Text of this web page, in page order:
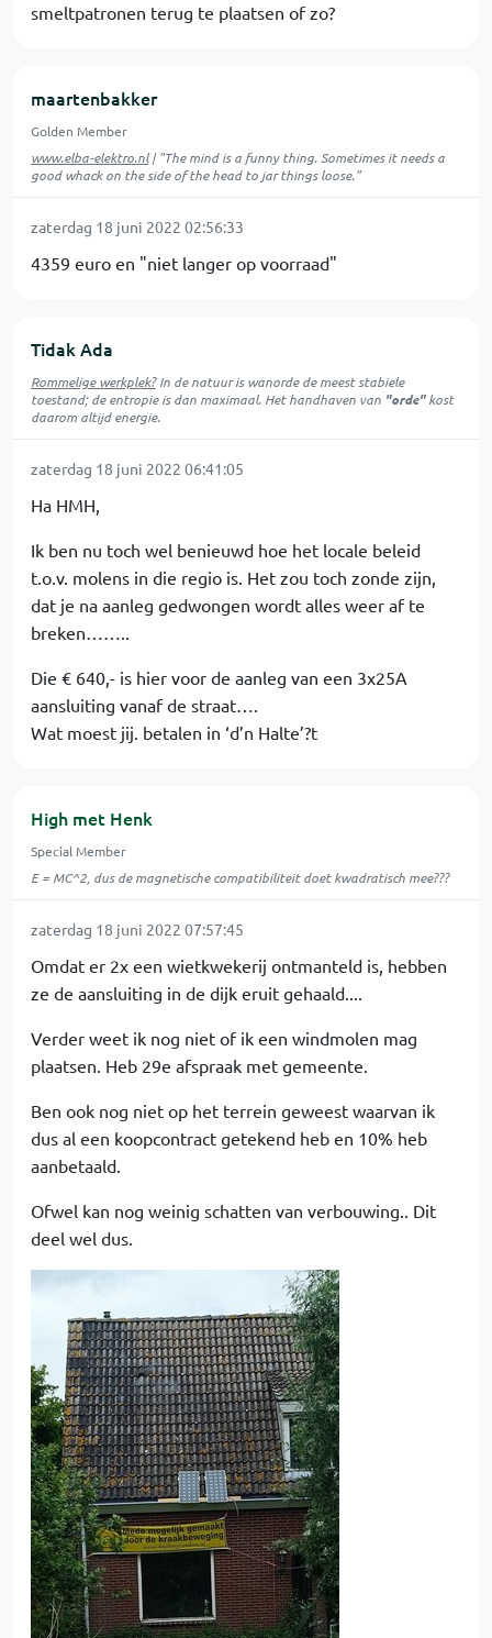
smeltpatronen terug te plaatsen of zo?
maartenbakker
Golden Member
www.elba-elektro.nl| "The mind is a funny thing. Sometimes it needs a
good whack on the side of the head to jar things loose."
zaterdag 18 juni 2022 02:56:33
4359 euro en "niet langer op voorraad"
Tidak Ada
Rommelige werkplek?In de natuur iswanordede meest stabiele
toestand; de entropie is dan maximaal. Het handhaven van "orde"kost
daarom altijd energie.
zaterdag 18 juni 2022 06:41:05
Ha HMH,
Ik ben nu toch wel benieuwd hoe het locale beleid
t.o.v. molens in die regio is. Het zou toch zonde zijn,
dat je na aanleg gedwongen wordt alles weer af te
breken……..
Die € 640,- is hier voor de aanleg van een 3x25A
aansluiting vanaf de straat….
Wat moest jij. betalen in ‘d’n Halte’?t
High met Henk
Special Member
E = MC^2, dus de magnetische compatibiliteit doet kwadratisch mee???
zaterdag 18 juni 2022 07:57:45
Omdat er 2x een wietkwekerij ontmanteld is, hebben
ze de aansluiting in de dijk eruit gehaald....
Verder weet ik nog niet of ik een windmolen mag
plaatsen. Heb 29e afspraak met gemeente.
Ben ook nog niet op het terrein geweest waarvan ik
dus al een koopcontract getekend heb en 10% heb
aanbetaald.
Ofwel kan nog weinig schatten van verbouwing.. Dit
deel wel dus.